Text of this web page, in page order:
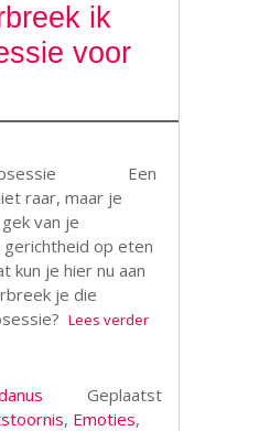
ik
voor
Een
raar, maar je
van je
op eten
kun je hier nu aan
je die
Lees verder
Geplaatst
, Emoties,